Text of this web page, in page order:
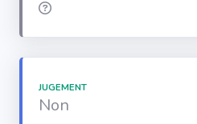
JUGEMENT
Non